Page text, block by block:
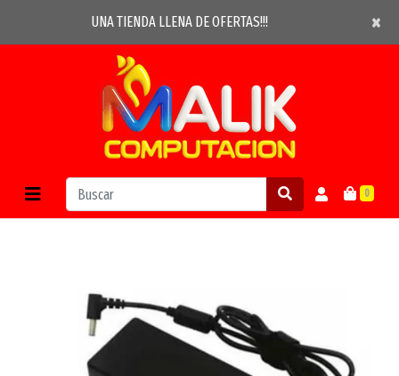
UNA TIENDA LLENA DE OFERTAS!!! ×
×
0